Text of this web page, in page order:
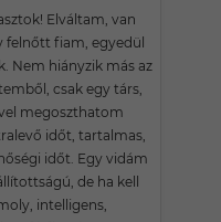
Elváltam, van
felnőtt fiam, egyedül
Nem hiányzik más az
csak egy társ,
megoszthatom
időt, tartalmas,
időt. Egy vidám
de ha kell
intelligens,